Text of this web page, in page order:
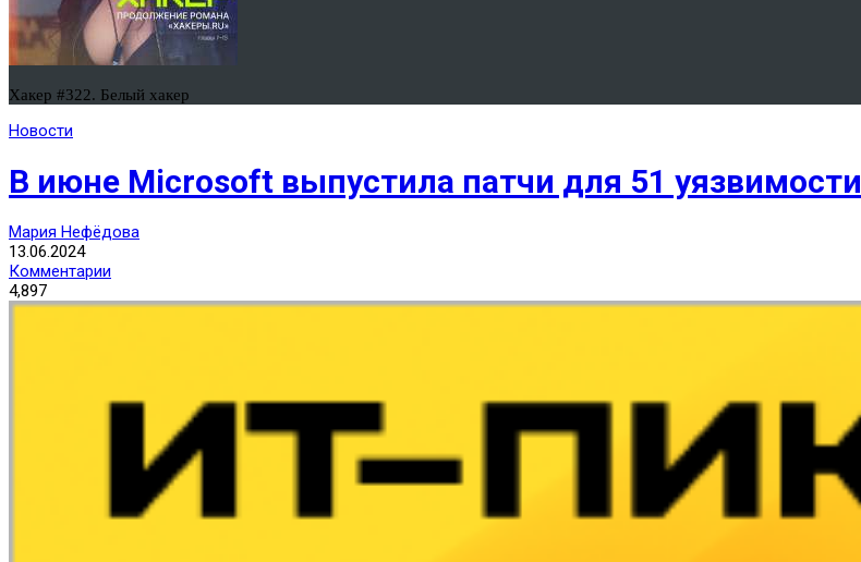
Хакер #322. Белый хакер
Новости
В июне Microsoft выпустила патчи для 51 уязвимости
Мария Нефёдова
13.06.2024
Комментарии
4,897